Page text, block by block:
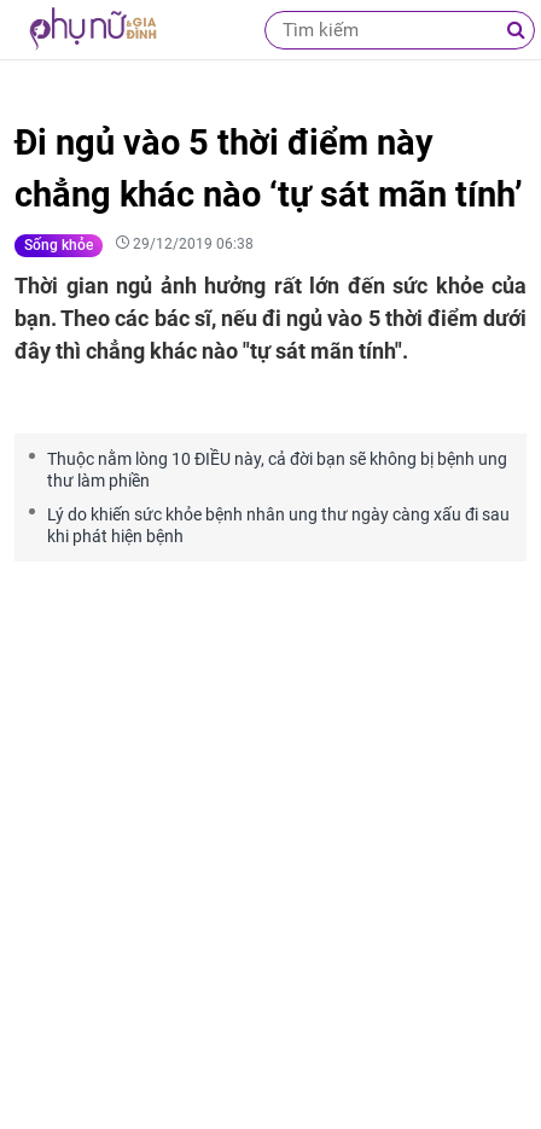
Đi ngủ vào 5 thời điểm này
chẳng khác nào ‘tự sát mãn tính’
Sống khỏe 29/12/2019 06:38
Thời gian ngủ ảnh hưởng rất lớn đến sức khỏe của
bạn. Theo các bác sĩ, nếu đi ngủ vào 5 thời điểm dưới
đây thì chẳng khác nào "tự sát mãn tính".
Thuộc nằm lòng 10 ĐIỀU này, cả đời bạn sẽ không bị bệnh ung
thư làm phiền
Lý do khiến sức khỏe bệnh nhân ung thư ngày càng xấu đi sau
khi phát hiện bệnh